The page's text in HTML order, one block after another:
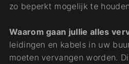
zo beperkt mogelijk te
Waarom gaan jullie alles
leidingen en kabels in uw
moeten vervangen worden.